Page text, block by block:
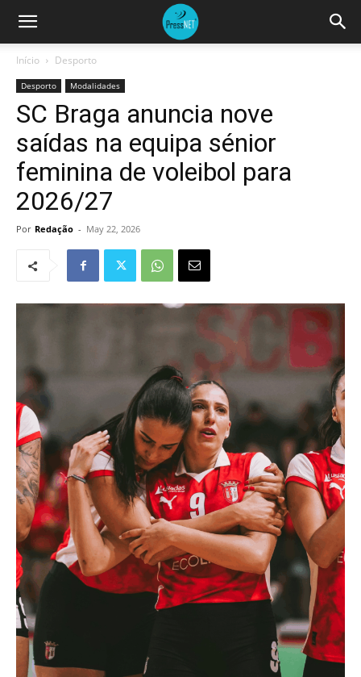
Início Desporto
Desporto Modalidades
SC Braga anuncia nove
saídas na equipa sénior
feminina de voleibol para
2026/27
Por Redação - May 22, 2026